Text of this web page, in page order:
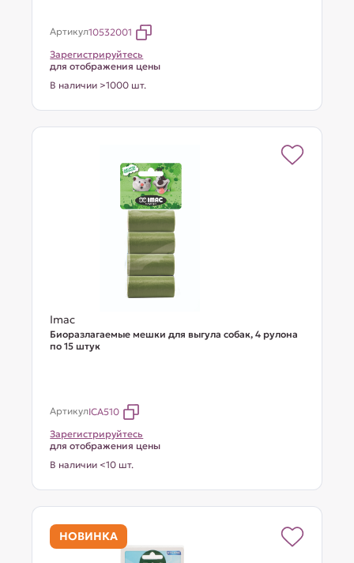
Артикул10532001
Зарегистрируйтесь
для отображения цены
В наличии >1000 шт.
Imac
Биоразлагаемые мешки для выгула собак, 4 рулона
по 15 штук
АртикулICA510
Зарегистрируйтесь
для отображения цены
В наличии <10 шт.
НОВИНКА